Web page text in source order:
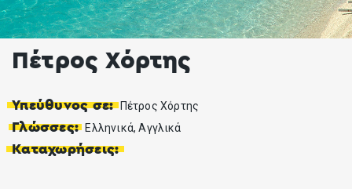
Πέτρος Χόρτης
Υπεύθυνος σε: Πέτρος Χόρτης
Γλώσσες: Ελληνικά, Αγγλικά
Καταχωρήσεις: